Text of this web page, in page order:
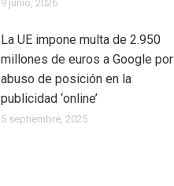
9 junio, 2026
La UE impone multa de 2.950
millones de euros a Google por
abuso de posición en la
publicidad ‘online’
5 septiembre, 2025